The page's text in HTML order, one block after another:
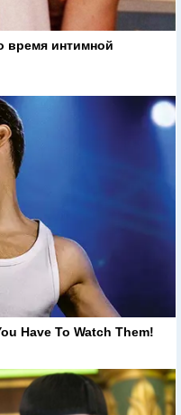
время интимной
Have To Watch Them!